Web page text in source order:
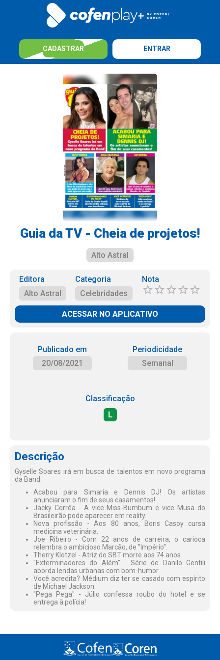
CADASTRAR ENTRAR
Guia da TV - Cheia de projetos!
Alto Astral
Editora
Alto Astral
Categoria
Celebridades
Nota
ACESSAR NO APLICATIVO
Publicado em
20/08/2021
Periodicidade
Semanal
Classificação
L
Descrição
Gyselle Soares irá em busca de talentos em novo programa
da Band.
Acabou para Simaria e Dennis DJ! Os artistas
anunciaram o fim de seus casamentos!
Jacky Corrêa - A vice Miss-Bumbum e vice Musa do
Brasileirão pode aparecer em reality.
Nova profissão - Aos 80 anos, Boris Casoy cursa
medicina veterinária.
Joe Ribeiro - Com 22 anos de carreira, o carioca
relembra o ambicioso Marcão, de "Império".
Therry Klotzel - Atriz do SBT morre aos 74 anos.
"Exterminadores do Além" - Série de Danilo Gentili
aborda lendas urbanas com bom-humor.
Você acredita? Médium diz ter se casado com espírito
de Michael Jackson.
"Pega Pega" - Júlio confessa roubo do hotel e se
entrega à polícia!